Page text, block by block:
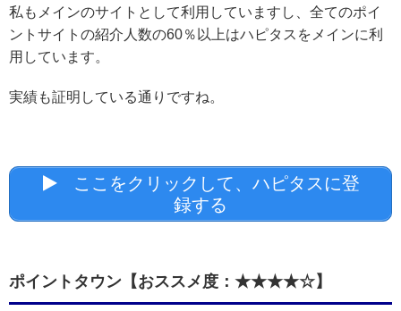
私もメインのサイトとして利用していますし、全てのポイ
ントサイトの紹介人数の60％以上はハピタスをメインに利
用しています。
実績も証明している通りですね。
ここをクリックして、ハピタスに登
録する
ポイントタウン【おススメ度：★★★★☆】